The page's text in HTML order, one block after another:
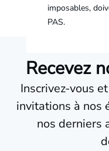
imposables,
PAS.
Recevez
Inscrivez-vous
invitations à nos
nos derniers